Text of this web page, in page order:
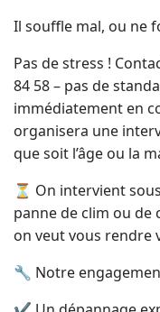
Il souffle mal, ou ne
Pas de stress !
84 58 – pas de
immédiatement en
organisera une
que soit l’âge ou la
⏳ On intervient
panne de clim ou de
on veut vous rendre
🔧 Notre